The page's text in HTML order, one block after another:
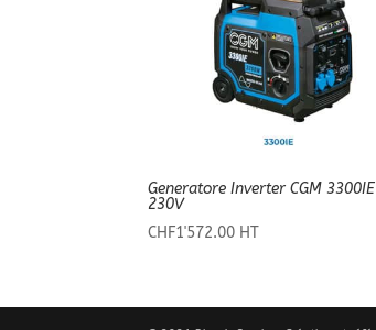
Generatore Inverter CGM 3300IE
230V
CHF1'572.00 HT